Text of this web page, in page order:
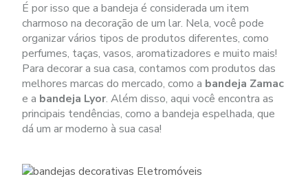
É por isso que a bandeja é considerada um item
charmoso na decoração de um lar. Nela, você pode
organizar vários tipos de produtos diferentes, como
perfumes, taças, vasos, aromatizadores e muito mais!
Para decorar a sua casa, contamos com produtos das
melhores marcas do mercado, como a bandeja Zamac
e a bandeja Lyor. Além disso, aqui você encontra as
principais tendências, como a bandeja espelhada, que
dá um ar moderno à sua casa!